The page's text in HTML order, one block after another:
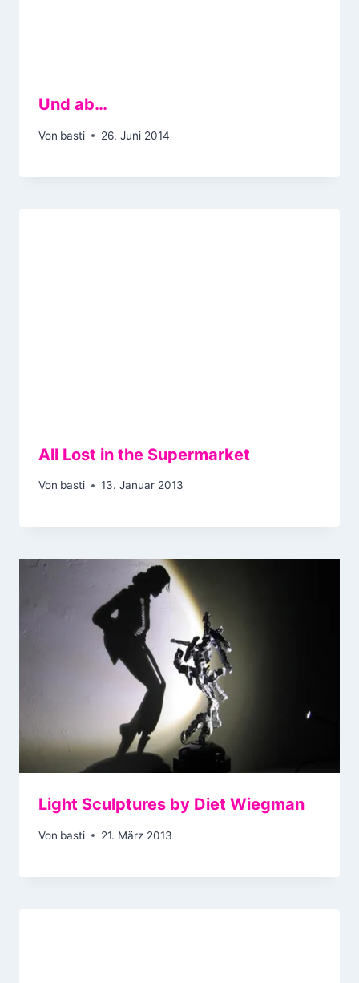
Und ab…
Von basti 26. Juni 2014
All Lost in the Supermarket
Von basti 13. Januar 2013
Light Sculptures by Diet Wiegman
Von basti 21. März 2013